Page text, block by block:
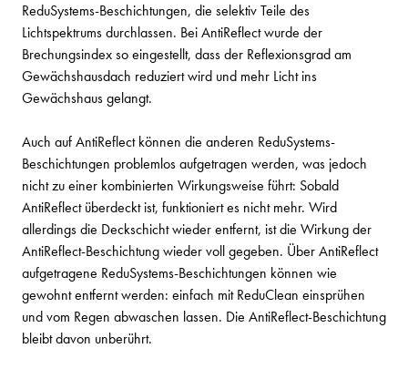
ReduSystems-Beschichtungen, die selektiv Teile des
Lichtspektrums durchlassen. Bei AntiReflect wurde der
Brechungsindex so eingestellt, dass der Reflexionsgrad am
Gewächshausdach reduziert wird und mehr Licht ins
Gewächshaus gelangt.
Auch auf AntiReflect können die anderen ReduSystems-
Beschichtungen problemlos aufgetragen werden, was jedoch
nicht zu einer kombinierten Wirkungsweise führt: Sobald
AntiReflect überdeckt ist, funktioniert es nicht mehr. Wird
allerdings die Deckschicht wieder entfernt, ist die Wirkung der
AntiReflect-Beschichtung wieder voll gegeben. Über AntiReflect
aufgetragene ReduSystems-Beschichtungen können wie
gewohnt entfernt werden: einfach mit ReduClean einsprühen
und vom Regen abwaschen lassen. Die AntiReflect-Beschichtung
bleibt davon unberührt.